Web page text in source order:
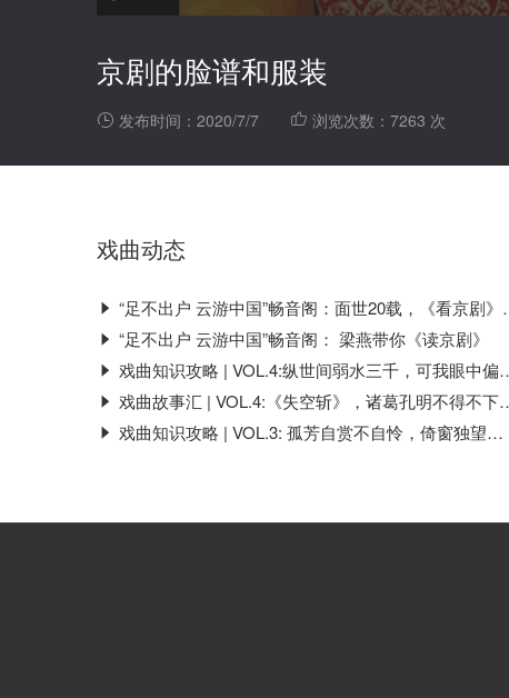
京剧的脸谱和服装
发布时间：2020/7/7 浏览次数：7263 次
戏曲动态
“足不出户 云游中国”畅音阁：面世20载，《看京剧》王者归来
“足不出户 云游中国”畅音阁： 梁燕带你《读京剧》
戏曲知识攻略 | VOL.4:纵世间弱水三千，可我眼中偏只有“你”一人
戏曲故事汇 | VOL.4:《失空斩》，诸葛孔明不得不下的这一刀
戏曲知识攻略 | VOL.3: 孤芳自赏不自怜，倚窗独望京剧史